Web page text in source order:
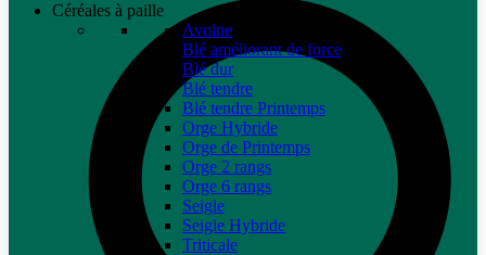
Céréales à paille
Avoine
Blé améliorant de force
Blé dur
Blé tendre
Blé tendre Printemps
Orge Hybride
Orge de Printemps
Orge 2 rangs
Orge 6 rangs
Seigle
Seigle Hybride
Triticale